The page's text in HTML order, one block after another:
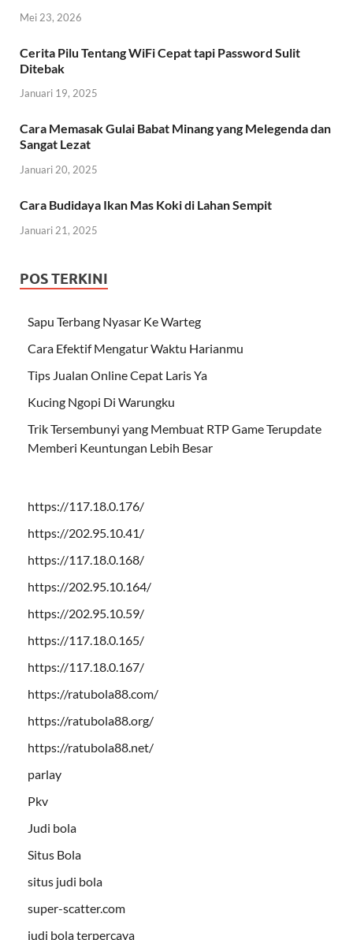
Mei 23, 2026
Cerita Pilu Tentang WiFi Cepat tapi Password Sulit
Ditebak
Januari 19, 2025
Cara Memasak Gulai Babat Minang yang Melegenda dan
Sangat Lezat
Januari 20, 2025
Cara Budidaya Ikan Mas Koki di Lahan Sempit
Januari 21, 2025
POS TERKINI
Sapu Terbang Nyasar Ke Warteg
Cara Efektif Mengatur Waktu Harianmu
Tips Jualan Online Cepat Laris Ya
Kucing Ngopi Di Warungku
Trik Tersembunyi yang Membuat RTP Game Terupdate
Memberi Keuntungan Lebih Besar
https://117.18.0.176/
https://202.95.10.41/
https://117.18.0.168/
https://202.95.10.164/
https://202.95.10.59/
https://117.18.0.165/
https://117.18.0.167/
https://ratubola88.com/
https://ratubola88.org/
https://ratubola88.net/
parlay
Pkv
Judi bola
Situs Bola
situs judi bola
super-scatter.com
judi bola terpercaya